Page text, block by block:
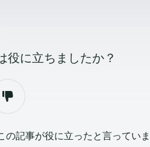
役に立ちましたか？
の記事が役に立ったと言ってい